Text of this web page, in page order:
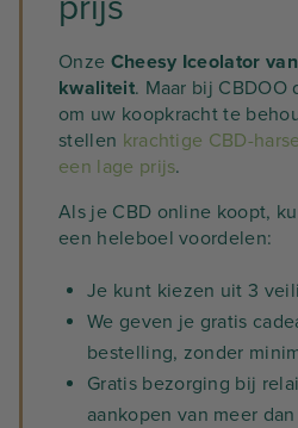
Onze Cheesy Iceolator
kwaliteit. Maar bij CBDOO
om uw koopkracht te
stellen krachtige CBD-
een lage prijs.
Als je CBD online koopt,
een heleboel voordelen:
Je kunt kiezen uit 3
We geven je gratis
bestelling, zonder
Gratis bezorging bij
aankopen van meer